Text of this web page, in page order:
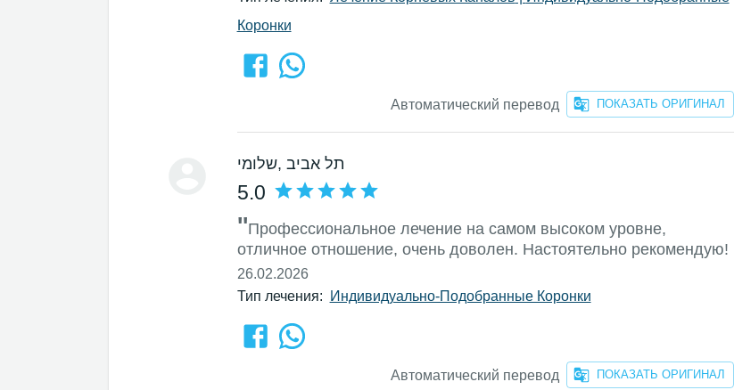
Коронки
ПОКАЗАТЬ ОРИГИНАЛ
Автоматический перевод
שלומי , תל אביב
5.0
''Профессиональное лечение на самом высоком уровне,
отличное отношение, очень доволен. Настоятельно рекомендую!
26.02.2026
Тип лечения:
Индивидуально-Подобранные Коронки
ПОКАЗАТЬ ОРИГИНАЛ
Автоматический перевод